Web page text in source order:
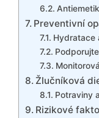
Preventivní
Hydratace
Žlučníková
Potraviny
Rizikové